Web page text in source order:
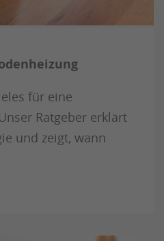
für eine
Ratgeber erklärt
und zeigt, wann